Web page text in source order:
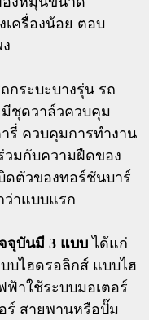
ครื่องน้อย ตอบ
ระบะบางรุ่น รถ
ชุดวาล์วควบคุม
รี่ ควบคุมการทำงาน
วมกับความฝืดของ
ดตัวของทอร์ชันบาร์
ว่าแบบแรก
จุบันมี 3 แบบได้แก่
บไฮดรอลิกส์ แบบไฮ
าใช้ระบบมอเตอร์
ร์ สายพานหรือปั๊ม